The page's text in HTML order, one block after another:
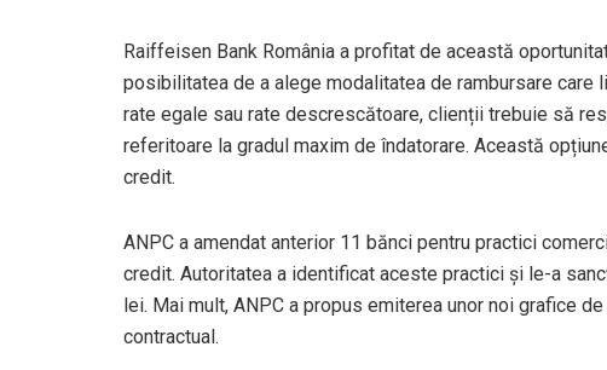
Raiffeisen Bank România a profitat de această
posibilitatea de a alege modalitatea de rambursare
rate egale sau rate descrescătoare, clienții trebuie să
referitoare la gradul maxim de îndatorare. Această
credit.
ANPC a amendat anterior 11 bănci pentru practici
credit. Autoritatea a identificat aceste practici și le-a
lei. Mai mult, ANPC a propus emiterea unor noi grafice
contractual.